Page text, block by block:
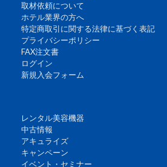
取材依頼について
ホテル業界の方へ
特定商取引に関する法律に基づく表記
プライバシーポリシー
FAX注文書
ログイン
新規入会フォーム
レンタル美容機器
中古情報
アキュライズ
キャンペーン
イベント・セミナー